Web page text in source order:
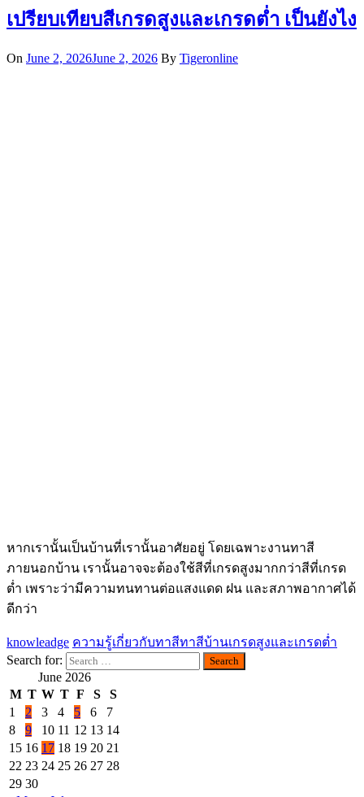
เปรียบเทียบสีเกรดสูงและเกรดต่ำ เป็นยังไง
On June 2, 2026June 2, 2026 By Tigeronline
หากเรานั้นเป็นบ้านที่เรานั้นอาศัยอยู่ โดยเฉพาะงานทาสี
ภายนอกบ้าน เรานั้นอาจจะต้องใช้สีที่เกรดสูงมากกว่าสีที่เกรด
ต่ำ เพราะว่ามีความทนทานต่อแสงแดด ฝน และสภาพอากาศได้
ดีกว่า
knowleadge ความรู้เกี่ยวกับทาสีทาสีบ้านเกรดสูงและเกรดต่ำ
Search for:
June 2026
M T W T F S
S
1
2 3 4 5 6
7
8
9 10 11 12 13 14
15 16 17 18 19 20 21
22 23 24 25 26 27 28
29 30